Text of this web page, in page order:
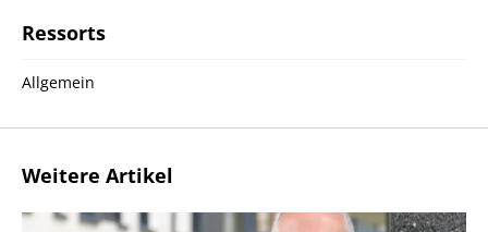
Ressorts
Allgemein
Weitere Artikel